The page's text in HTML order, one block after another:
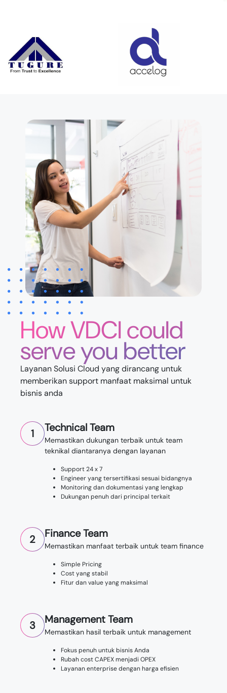
How VDCI could
serve you better
Layanan Solusi Cloud yang dirancang untuk
memberikan support manfaat maksimal untuk
bisnis anda
1 Technical Team
Memastikan dukungan terbaik untuk team
teknikal diantaranya dengan layanan
Support 24 x 7
Engineer yang tersertifikasi sesuai bidangnya
Monitoring dan dokumentasi yang lengkap
Dukungan penuh dari principal terkait
2 Finance Team
Memastikan manfaat terbaik untuk team finance
Simple Pricing
Cost yang stabil
Fitur dan value yang maksimal
3 Management Team
Memastikan hasil terbaik untuk management
Fokus penuh untuk bisnis Anda
Rubah cost CAPEX menjadi OPEX
Layanan enterprise dengan harga efisien